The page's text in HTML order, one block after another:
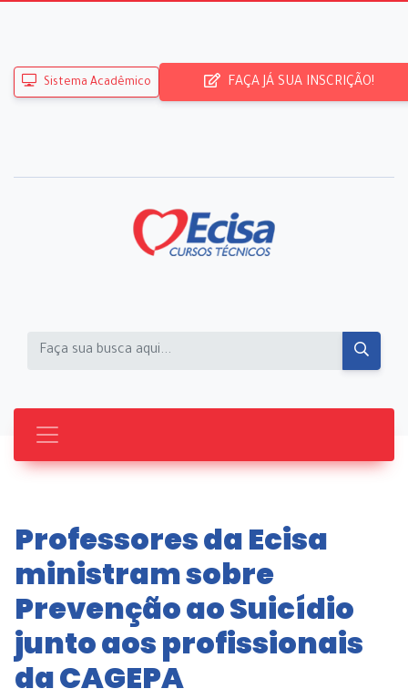
Sistema Acadêmico FAÇA JÁ SUA INSCRIÇÃO!
Professores da Ecisa
ministram sobre
Prevenção ao Suicídio
junto aos profissionais
da CAGEPA